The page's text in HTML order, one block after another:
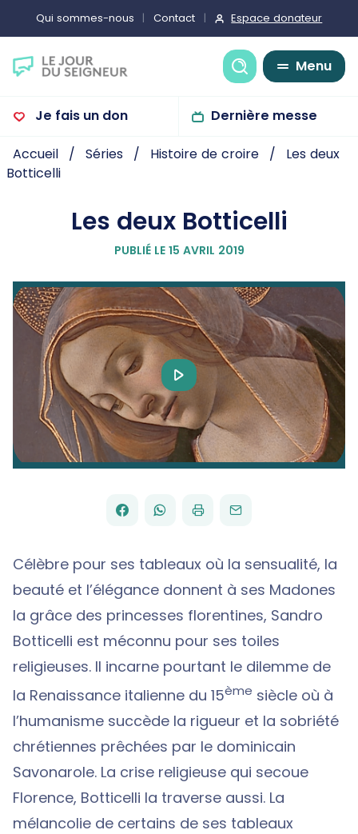
Qui sommes-nous Contact Espace donateur
Recherche
Menu
Je fais un don Dernière messe
Accueil Séries Histoire de croire
Les deux
Botticelli
Les deux Botticelli
PUBLIÉ LE 15 AVRIL 2019
Play
Video
PARTAGER
FACEBOOK
PARTAGER
WHATSAPP
IMPRIMERENVOYER
PAR
EMAIL
Célèbre pour ses tableaux où la sensualité, la
beauté et l’élégance donnent à ses Madones
la grâce des princesses florentines, Sandro
Botticelli est méconnu pour ses toiles
religieuses. Il incarne pourtant le dilemme de
la Renaissance italienne du 15ème siècle où à
l’humanisme succède la rigueur et la sobriété
chrétiennes prêchées par le dominicain
Savonarole. La crise religieuse qui secoue
Florence, Botticelli la traverse aussi. La
mélancolie de certains de ses tableaux